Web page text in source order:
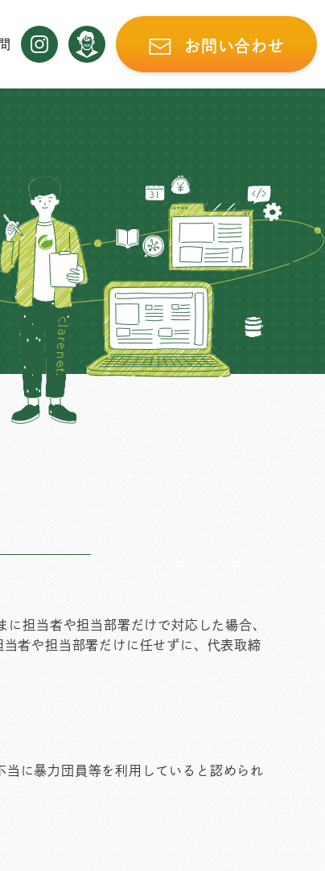
お問い合わせ
担当者や担当部署だけで対応した場合、
者や担当部署だけに任せずに、代表取締
当に暴力団員等を利用していると認められ